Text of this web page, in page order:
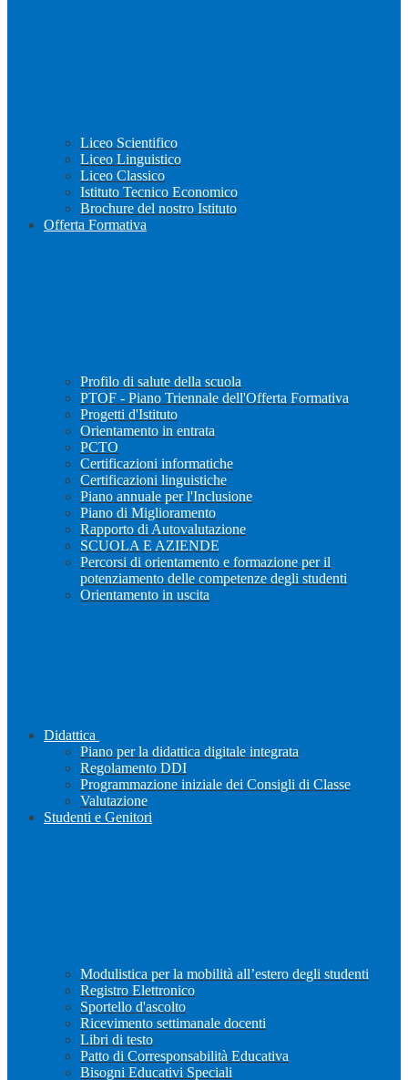
Liceo Scientifico
Liceo Linguistico
Liceo Classico
Istituto Tecnico Economico
Brochure del nostro Istituto
Offerta Formativa
Profilo di salute della scuola
PTOF - Piano Triennale dell'Offerta Formativa
Progetti d'Istituto
Orientamento in entrata
PCTO
Certificazioni informatiche
Certificazioni linguistiche
Piano annuale per l'Inclusione
Piano di Miglioramento
Rapporto di Autovalutazione
SCUOLA E AZIENDE
Percorsi di orientamento e formazione per il
potenziamento delle competenze degli studenti
Orientamento in uscita
Didattica
Piano per la didattica digitale integrata
Regolamento DDI
Programmazione iniziale dei Consigli di Classe
Valutazione
Studenti e Genitori
Modulistica per la mobilità all’estero degli studenti
Registro Elettronico
Sportello d'ascolto
Ricevimento settimanale docenti
Libri di testo
Patto di Corresponsabilità Educativa
Bisogni Educativi Speciali